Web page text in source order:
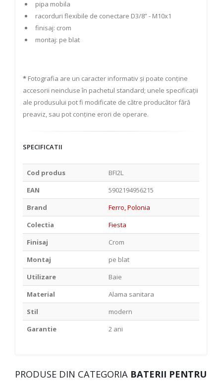
pipa mobila
racorduri flexibile de conectare D3/8” - M10x1
finisaj: crom
montaj: pe blat
* Fotografia are un caracter informativ și poate conține
accesorii neincluse în pachetul standard; unele specificații
ale produsului pot fi modificate de către producător fără
preaviz, sau pot conține erori de operare.
SPECIFICATII
Cod produs
BFI2L
EAN
5902194956215
Brand
Ferro, Polonia
Colectia
Fiesta
Finisaj
Crom
Montaj
pe blat
Utilizare
Baie
Material
Alama sanitara
Stil
modern
Garantie
2 ani
PRODUSE DIN CATEGORIA BATERII PENTRU